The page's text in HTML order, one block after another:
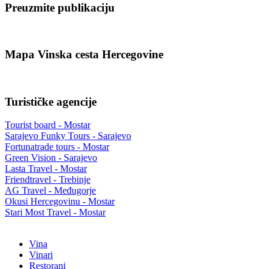
Preuzmite publikaciju
Mapa Vinska cesta Hercegovine
Turističke agencije
Tourist board - Mostar
Sarajevo Funky Tours - Sarajevo
Fortunatrade tours - Mostar
Green Vision - Sarajevo
Lasta Travel - Mostar
Friendtravel - Trebinje
AG Travel - Međugorje
Okusi Hercegovinu - Mostar
Stari Most Travel - Mostar
Vina
Vinari
Restorani